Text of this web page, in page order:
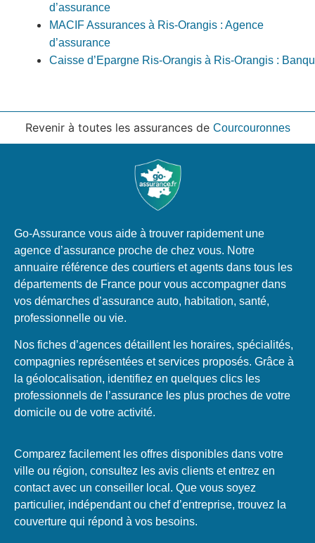
d’assurance
MACIF Assurances à Ris-Orangis : Agence
d’assurance
Caisse d’Epargne Ris-Orangis à Ris-Orangis :
Revenir à toutes les assurances de Courcouronnes
Go-Assurance vous aide à trouver rapidement une
agence d’assurance proche de chez vous. Notre
annuaire référence des courtiers et agents dans tous les
départements de France pour vous accompagner dans
vos démarches d’assurance auto, habitation, santé,
professionnelle ou vie.
Nos fiches d’agences détaillent les horaires, spécialités,
compagnies représentées et services proposés. Grâce à
la géolocalisation, identifiez en quelques clics les
professionnels de l’assurance les plus proches de votre
domicile ou de votre activité.
Comparez facilement les offres disponibles dans votre
ville ou région, consultez les avis clients et entrez en
contact avec un conseiller local. Que vous soyez
particulier, indépendant ou chef d’entreprise, trouvez la
couverture qui répond à vos besoins.